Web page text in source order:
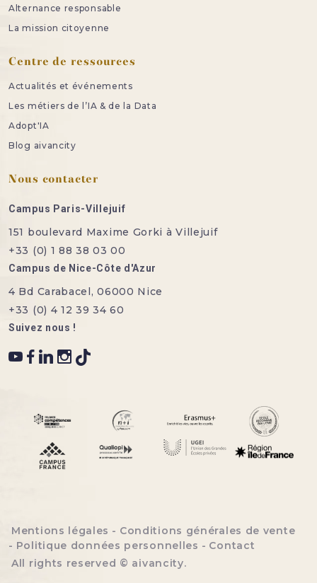
Alternance responsable
La mission citoyenne
Centre de ressources
Actualités et événements
Les métiers de l’IA & de la Data
Adopt'IA
Blog aivancity
Nous contacter
Campus Paris-Villejuif
151 boulevard Maxime Gorki à Villejuif
+33 (0) 1 88 38 03 00
Campus de Nice-Côte d'Azur
4 Bd Carabacel, 06000 Nice
+33 (0) 4 12 39 34 60
Suivez nous !
Menu bottom footer
Mentions légales
Conditions générales de vente
Politique données personnelles
Contact
All rights reserved © aivancity.